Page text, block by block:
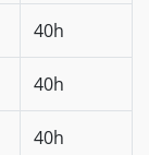
40h
40h
40h